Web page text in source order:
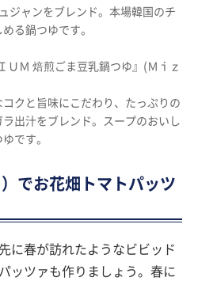
ジャンをブレンド。本場韓国のチ
る鍋つゆです。
ＵＭ 焙煎ごま豆乳鍋つゆ』(Ｍｉｚ
クと旨味にこだわり、たっぷりの
出汁をブレンド。スープのおいし
です。
でお花畑トマトパッツ
に春が訪れたようなビビッド
ッツァも作りましょう。春に